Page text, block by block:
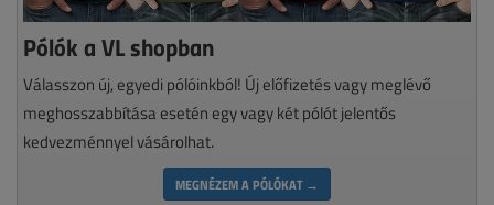
Pólók a VL shopban
Válasszon új, egyedi pólóinkból! Új előfizetés vagy meglévő
meghosszabbítása esetén egy vagy két pólót jelentős
kedvezménnyel vásárolhat.
MEGNÉZEM A PÓLÓKAT →